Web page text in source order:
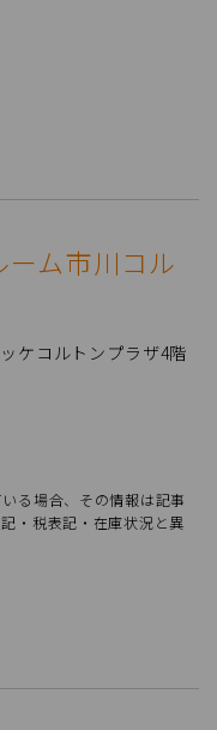
ム市川コル
ケコルトンプラザ4階
る場合、その情報は記事
・税表記・在庫状況と異